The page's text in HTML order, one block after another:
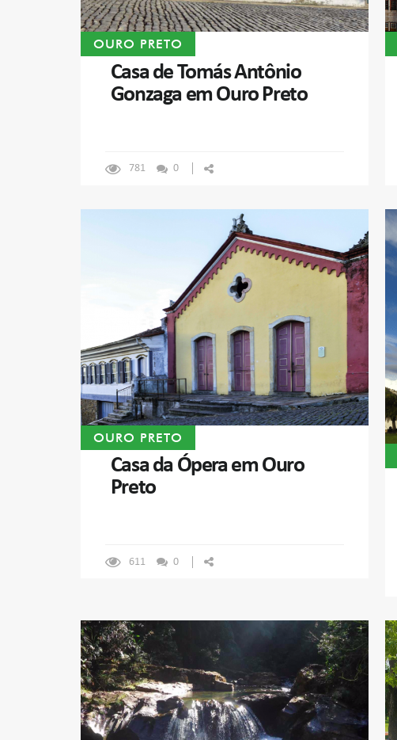
OURO PRETO
Casa de Tomás Antônio
Gonzaga em Ouro Preto
781 0
OURO PRETO
Casa da Ópera em Ouro
Preto
611 0